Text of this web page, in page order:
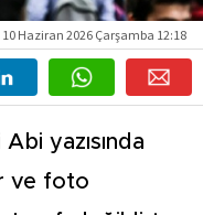
10 Haziran 2026 Çarşamba 12:18
yazısında
ve foto